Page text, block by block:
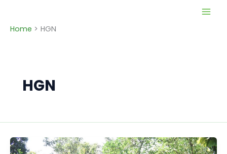
content
Home HGN
HGN